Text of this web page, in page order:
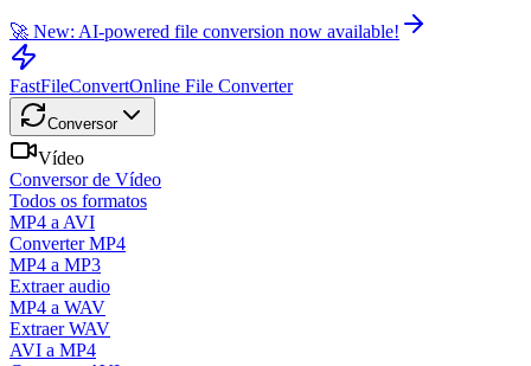
🚀 New: AI-powered file conversion now available!
FastFileConvertOnline File Converter
Conversor
Vídeo
Conversor de Vídeo
Todos os formatos
MP4 a AVI
Converter MP4
MP4 a MP3
Extraer audio
MP4 a WAV
Extraer WAV
AVI a MP4